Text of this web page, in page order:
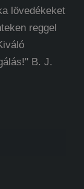
lövedékeket
reggel
B. J.